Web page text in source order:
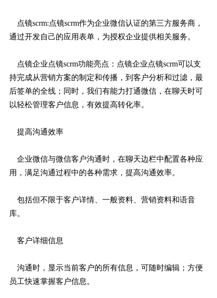
点镜scrm:点镜scrm作为企业微信认证的第三方服务商，
通过开发自己的应用表单，为授权企业提供相关服务。
点镜企业点镜scrm功能亮点：点镜企业点镜scrm可以支
持完成从营销方案的制定和传播，到客户分析和过滤，最
后签单的全线；同时，我们有能力打通微信，在聊天时可
以轻松管理客户信息，有效提高转化率。
提高沟通效率
企业微信与微信客户沟通时，在聊天边栏中配置各种应
用，满足沟通过程中的各种需求，提高沟通效率。
包括但不限于客户详情、一般资料、营销资料和语音
库。
客户详细信息
沟通时，显示当前客户的所有信息，可随时编辑；方便
员工快速掌握客户信息。